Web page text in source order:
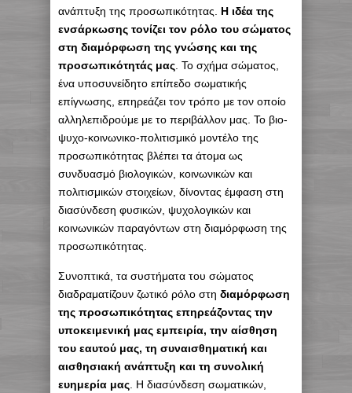
ανάπτυξη της προσωπικότητας. Η ιδέα της
ενσάρκωσης τονίζει τον ρόλο του σώματος
στη διαμόρφωση της γνώσης και της
προσωπικότητάς μας . Το σχήμα σώματος,
ένα υποσυνείδητο επίπεδο σωματικής
επίγνωσης, επηρεάζει τον τρόπο με τον οποίο
αλληλεπιδρούμε με το περιβάλλον μας. Το βιο-
ψυχο-κοινωνικο-πολιτισμικό μοντέλο της
προσωπικότητας βλέπει τα άτομα ως
συνδυασμό βιολογικών, κοινωνικών και
πολιτισμικών στοιχείων, δίνοντας έμφαση στη
διασύνδεση φυσικών, ψυχολογικών και
κοινωνικών παραγόντων στη διαμόρφωση της
προσωπικότητας.
Συνοπτικά, τα συστήματα του σώματος
διαδραματίζουν ζωτικό ρόλο στη διαμόρφωση
της προσωπικότητας επηρεάζοντας την
υποκειμενική μας εμπειρία, την αίσθηση
του εαυτού μας, τη συναισθηματική και
αισθησιακή ανάπτυξη και τη συνολική
ευημερία μας . Η διασύνδεση σωματικών,